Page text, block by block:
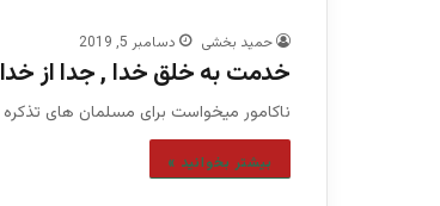
حمید بخشی دسامبر 5, 2019
خدمت به خلق خدا , جدا از
ناکامور میخواست برای مسلمان های
بیشتر بخوانید »